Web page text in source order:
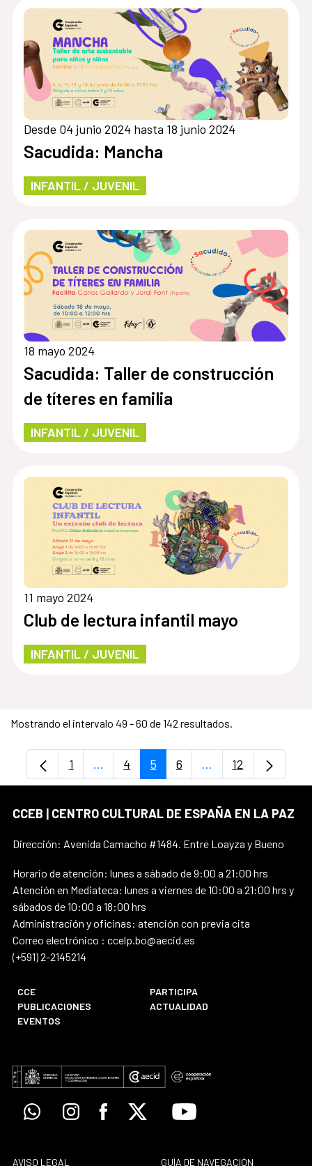
Desde 04 junio 2024 hasta 18 junio 2024
Sacudida: Mancha
INFANTIL / JUVENIL
18 mayo 2024
Sacudida: Taller de construcción
de títeres en familia
INFANTIL / JUVENIL
11 mayo 2024
Club de lectura infantil mayo
INFANTIL / JUVENIL
Mostrando el intervalo 49 - 60 de 142 resultados.
Página
1 ...Páginas intermedias Use TAB para
Página
4 Página
5 Página
6 ...PáginasPágina
12
CCEB | CENTRO CULTURAL DE ESPAÑA EN LA PAZ
Dirección: Avenida Camacho #1484. Entre Loayza y Bueno
Horario de atención: lunes a sábado de 9:00 a 21:00 hrs
Atención en Mediateca: lunes a viernes de 10:00 a 21:00 hrs y
sábados de 10:00 a 18:00 hrs
Administración y oficinas: atención con previa cita
Correo electrónico : ccelp.bo@aecid.es
(+591) 2-2145214
CCE
PARTICIPA
PUBLICACIONES
ACTUALIDAD
EVENTOS
WhatsappInstagramFacebook
X Youtube
AVISO LEGAL
GUÍA DE NAVEGACIÓN